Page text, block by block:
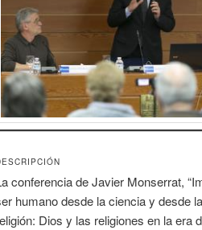
conferencia de Javier Monserrat,
humano desde la ciencia y desde
Dios y las religiones en la era